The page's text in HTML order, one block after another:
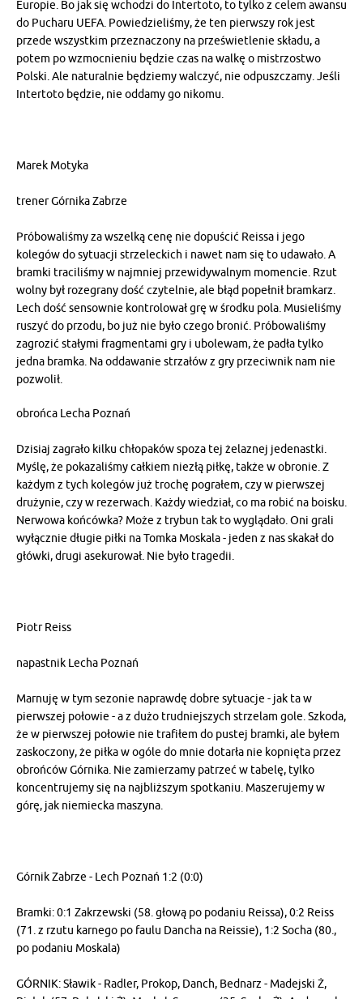
Europie. Bo jak się wchodzi do Intertoto, to tylko z celem awansu
do Pucharu UEFA. Powiedzieliśmy, że ten pierwszy rok jest
przede wszystkim przeznaczony na prześwietlenie składu, a
potem po wzmocnieniu będzie czas na walkę o mistrzostwo
Polski. Ale naturalnie będziemy walczyć, nie odpuszczamy. Jeśli
Intertoto będzie, nie oddamy go nikomu.
Marek Motyka
trener Górnika Zabrze
Próbowaliśmy za wszelką cenę nie dopuścić Reissa i jego
kolegów do sytuacji strzeleckich i nawet nam się to udawało. A
bramki traciliśmy w najmniej przewidywalnym momencie. Rzut
wolny był rozegrany dość czytelnie, ale błąd popełnił bramkarz.
Lech dość sensownie kontrolował grę w środku pola. Musieliśmy
ruszyć do przodu, bo już nie było czego bronić. Próbowaliśmy
zagrozić stałymi fragmentami gry i ubolewam, że padła tylko
jedna bramka. Na oddawanie strzałów z gry przeciwnik nam nie
pozwolił.
obrońca Lecha Poznań
Dzisiaj zagrało kilku chłopaków spoza tej żelaznej jedenastki.
Myślę, że pokazaliśmy całkiem niezłą piłkę, także w obronie. Z
każdym z tych kolegów już trochę pograłem, czy w pierwszej
drużynie, czy w rezerwach. Każdy wiedział, co ma robić na boisku.
Nerwowa końcówka? Może z trybun tak to wyglądało. Oni grali
wyłącznie długie piłki na Tomka Moskala - jeden z nas skakał do
główki, drugi asekurował. Nie było tragedii.
Piotr Reiss
napastnik Lecha Poznań
Marnuję w tym sezonie naprawdę dobre sytuacje - jak ta w
pierwszej połowie - a z dużo trudniejszych strzelam gole. Szkoda,
że w pierwszej połowie nie trafiłem do pustej bramki, ale byłem
zaskoczony, że piłka w ogóle do mnie dotarła nie kopnięta przez
obrońców Górnika. Nie zamierzamy patrzeć w tabelę, tylko
koncentrujemy się na najbliższym spotkaniu. Maszerujemy w
górę, jak niemiecka maszyna.
Górnik Zabrze - Lech Poznań 1:2 (0:0)
Bramki: 0:1 Zakrzewski (58. głową po podaniu Reissa), 0:2 Reiss
(71. z rzutu karnego po faulu Dancha na Reissie), 1:2 Socha (80.,
po podaniu Moskala)
GÓRNIK: Sławik - Radler, Prokop, Danch, Bednarz - Madejski Ż,